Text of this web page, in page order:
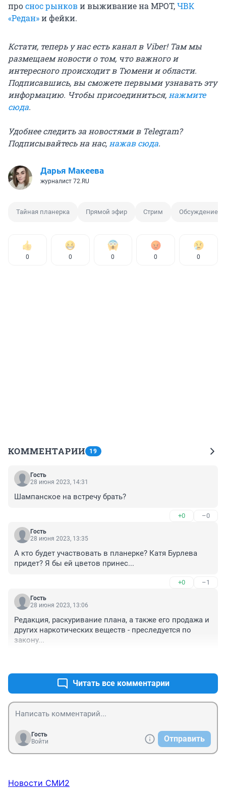
проснос рынкови выживание на МРОТ,ЧВК
«Редан»и фейки.
Кстати, теперь у нас есть канал в Viber! Там мы
размещаем новости о том, что важного и
интересного происходит в Тюмени и области.
Подписавшись, вы сможете первыми узнавать эту
информацию. Чтобы присоединиться,нажмите
сюда.
Удобнее следить за новостями в Telegram?
Подписывайтесь на нас,нажав сюда.
Дарья Макеева
журналист 72.RU
Тайная планерка Прямой эфир Стрим Обсуждение
0 0 0 0 0
КОММЕНТАРИИ 19
Гость
28 июня 2023, 14:31
Шампанское на встречу брать?
+0 –0
Гость
28 июня 2023, 13:35
А кто будет участвовать в планерке? Катя Бурлева
придет? Я бы ей цветов принес...
+0 –1
Гость
28 июня 2023, 13:06
Редакция, раскуривание плана, а также его продажа и
других наркотических веществ - преследуется по
закону...
Читать все комментарии
Гость
Войти
Отправить
Новости СМИ2